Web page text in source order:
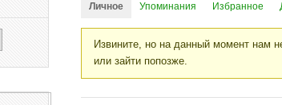
Личное Упоминания Избранное
Извините, но на данный момент нам
или зайти попозже.